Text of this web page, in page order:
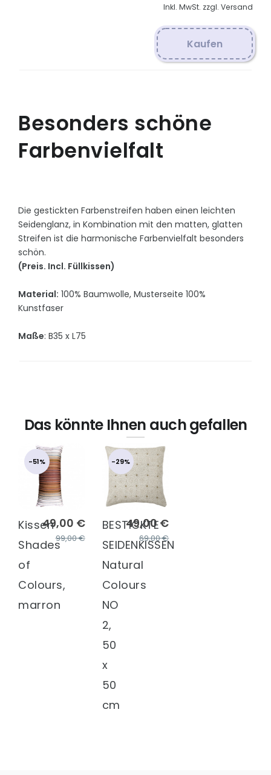
Inkl. MwSt. zzgl. Versand
Kaufen
Besonders schöne
Farbenvielfalt
Die gestickten Farbenstreifen haben einen leichten
Seidenglanz, in Kombination mit den matten, glatten
Streifen ist die harmonische Farbenvielfalt besonders
schön.
(Preis. Incl. Füllkissen)
Material: 100% Baumwolle, Musterseite 100%
Kunstfaser
Maße: B35 x L75
Das könnte Ihnen auch gefallen
-51%
49,00 €
99,00 €
Kissen
Shades
of
Colours,
marron
-29%
49,00 €
69,00 €
BESTICKTE
SEIDENKISSEN
Natural
Colours
NO
2,
50
x
50
cm